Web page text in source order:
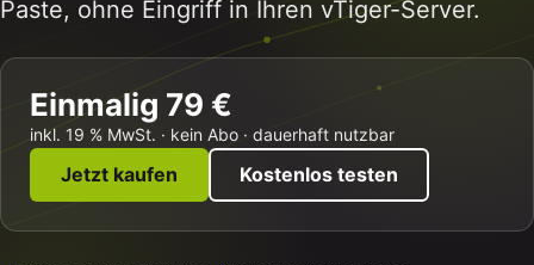
Paste, ohne Eingriff in Ihren vTiger-Server.
Einmalig 79 €
inkl. 19 % MwSt. · kein Abo · dauerhaft nutzbar
Jetzt kaufen Kostenlos testen